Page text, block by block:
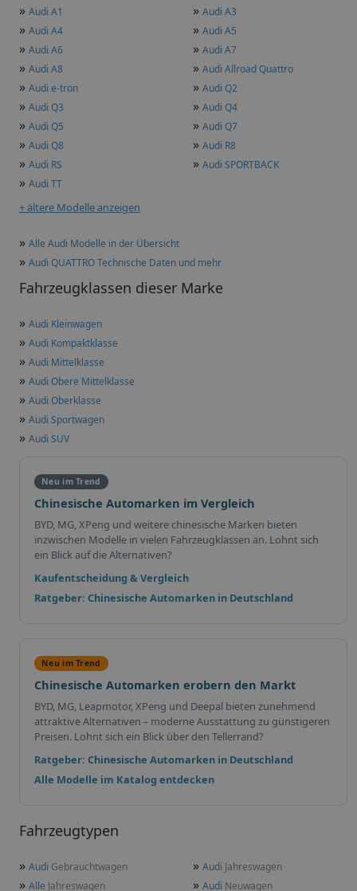
» Audi A1 » Audi A3
» Audi A4 » Audi A5
» Audi A6 » Audi A7
» Audi A8 » Audi Allroad Quattro
» Audi e-tron » Audi Q2
» Audi Q3 » Audi Q4
» Audi Q5 » Audi Q7
» Audi Q8 » Audi R8
» Audi RS » Audi SPORTBACK
» Audi TT
+ ältere Modelle anzeigen
» Alle Audi Modelle in der Übersicht
» Audi QUATTRO Technische Daten und mehr
Fahrzeugklassen dieser Marke
» Audi Kleinwagen
» Audi Kompaktklasse
» Audi Mittelklasse
» Audi Obere Mittelklasse
» Audi Oberklasse
» Audi Sportwagen
» Audi SUV
Neu im Trend
Chinesische Automarken im Vergleich
BYD, MG, XPeng und weitere chinesische Marken bieten
inzwischen Modelle in vielen Fahrzeugklassen an. Lohnt sich
ein Blick auf die Alternativen?
Kaufentscheidung & Vergleich
Ratgeber: Chinesische Automarken in Deutschland
Neu im Trend
Chinesische Automarken erobern den Markt
BYD, MG, Leapmotor, XPeng und Deepal bieten zunehmend
attraktive Alternativen – moderne Ausstattung zu günstigeren
Preisen. Lohnt sich ein Blick über den Tellerrand?
Ratgeber: Chinesische Automarken in Deutschland
Alle Modelle im Katalog entdecken
Fahrzeugtypen
» Audi Gebrauchtwagen » Audi Jahreswagen
» Alle Jahreswagen » Audi Neuwagen